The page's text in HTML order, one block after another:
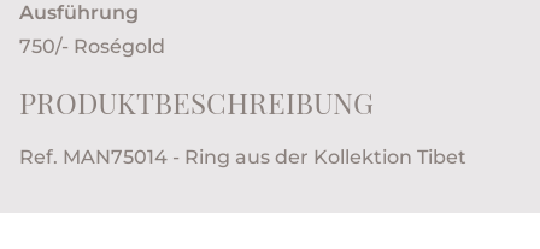
Ausführung
750/- Roségold
PRODUKTBESCHREIBUNG
Ref. MAN75014 - Ring aus der Kollektion Tibet